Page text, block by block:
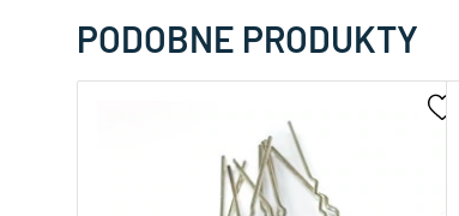
PODOBNE PRODUKTY